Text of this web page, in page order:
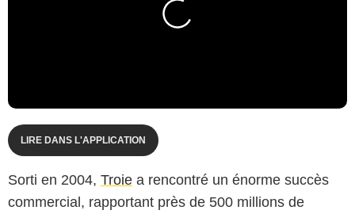
LIRE DANS L'APPLICATION
Sorti en 2004, Troie a rencontré un énorme succès
commercial, rapportant près de 500 millions de